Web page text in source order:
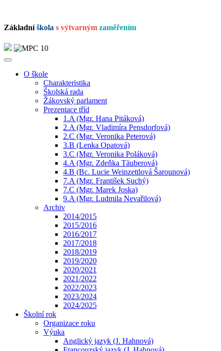
Základníškola s výtvarným zaměřením
O škole
Charakteristika
Školská rada
Žákovský parlament
Prezentace tříd
1.A (Mgr. Hana Pitáková)
2.A (Mgr. Vladimíra Pensdorfová)
2.C (Mgr. Veronika Peterová)
3.B (Lenka Opatová)
3.C (Mgr. Veronika Poláková)
4.A (Mgr. Zdeňka Täuberová)
4.B (Bc. Lucie Weinzettlová Šarounová)
7.A (Mgr. František Suchý)
7.C (Mgr. Marek Joska)
9.A (Mgr. Ludmila Nevařilová)
Archiv
2014/2015
2015/2016
2016/2017
2017/2018
2018/2019
2019/2020
2020/2021
2021/2022
2022/2023
2023/2024
2024/2025
Školní rok
Organizace roku
Výuka
Anglický jazyk (J. Hahnová)